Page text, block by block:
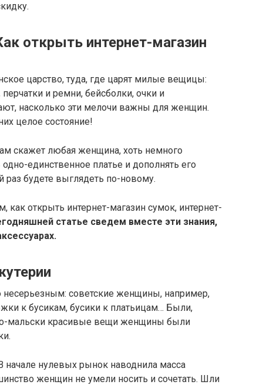
открыть интернет-магазин
царство, туда, где царят милые вещицы:
и ремни, бейсболки, очки и
насколько эти мелочи важны для женщин.
целое состояние!
скажет любая женщина, хоть немного
единственное платье и дополнять его
будете выглядеть по-новому.
открыть интернет-магазин сумок, интернет-
статье сведем вместе эти знания,
несерьезным: советские женщины, например,
к бусикам, бусики к платьицам… Были,
мальски красивые вещи женщины были
начале нулевых рынок наводнила масса
женщин не умели носить и сочетать. Шли